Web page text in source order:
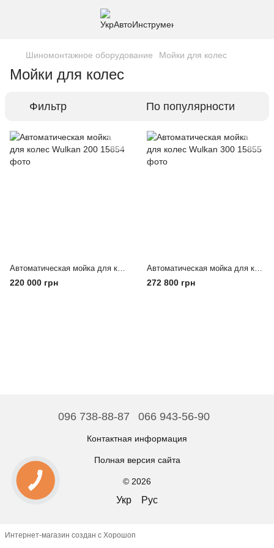
Шиномонтажное оборудование Мойки для колес
Мойки для колес
Фильтр По популярности
Автоматическая мойка для колес Wulkan 200
220 000 грн
Автоматическая мойка для колес Wulkan 300
272 800 грн
096 738-88-87 066 943-56-90
Контактная информация
Полная версия сайта
© 2026
Укр Рус
Интернет-магазин создан с Хорошоп